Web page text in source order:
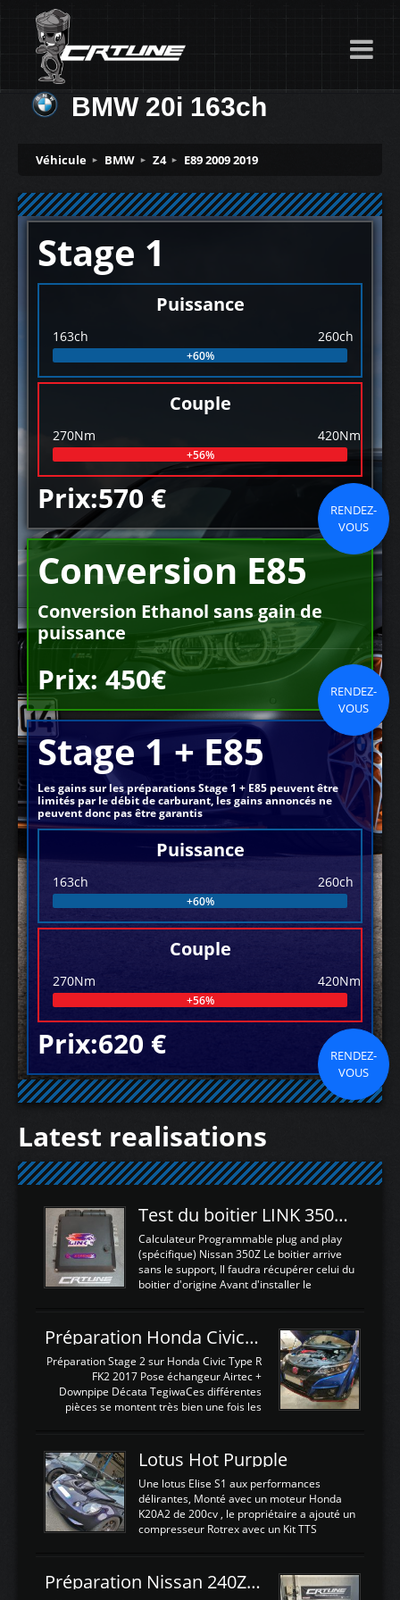
BMW 20i 163ch
Véhicule BMW Z4 E89 2009 2019
Stage 1
Puissance
163ch 260ch
+60%
Couple
270Nm 420Nm
+56%
Prix:570 €
RENDEZ-
VOUS
Conversion E85
Conversion Ethanol sans gain de
puissance
Prix: 450€
RENDEZ-
VOUS
Stage 1 + E85
Les gains sur les préparations Stage 1 + E85 peuvent être
limités par le débit de carburant, les gains annoncés ne
peuvent donc pas être garantis
Puissance
163ch 260ch
+60%
Couple
270Nm 420Nm
+56%
Prix:620 €
RENDEZ-
VOUS
Latest realisations
Test du boitier LINK 350Z Plugin ECU
Calculateur Programmable plug and play
(spécifique) Nissan 350Z Le boitier arrive
sans le support, Il faudra récupérer celui du
boitier d'origine Avant d'installer le
d'envoyer l'information de la large bande
dans le boitier. sydney sweeney deepfake
La sortie 0-5V de l'afr sera connectée sur
l'entrée AN Volt 8 et GndAN pour
Analogique, et Volt car l'information est une
tension (Pas une résistance variable d'un
est temps de brancher le ...
Préparation Honda Civic Type R FK2
Préparation Stage 2 sur Honda Civic Type R
FK2 2017 Pose échangeur Airtec +
Downpipe Décata TegiwaCes différentes
pièces se montent très bien une fois les
légere découpe du plastique inferieur,
negénant en rien la structure ou le
fonctionnement du fond plat. Une
reprogrammation Stage 2 est faite sur le
calculateur d'origine. Une alternative
économique au passage sur Hondata
d'origine 310cv et 400Nn , Une fois
reprogrammé et les ...
Lotus Hot Purpple
Une lotus Elise S1 aux performances
délirantes, Monté avec un moteur Honda
K20A2 de 200cv , le propriétaire a ajouté un
compresseur Rotrex avec un Kit TTS
d'augmenter la puissance de son moteur:
un watercooler a été ajouté. 300Cv sans
Préparation Nissan 240Z SR20DET